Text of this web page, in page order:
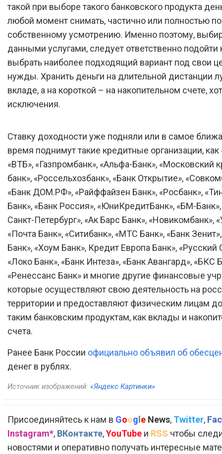
такой при выборе такого банковского продукта
любой момент снимать, частично или полностью
собственному усмотрению. Именно поэтому,
данными услугами, следует ответственно подойти
выбрать наиболее подходящий вариант под свои
нужды. Хранить деньги на длительной дистанции
вкладе, а на короткой – на накопительном счете,
исключения.
Ставку доходности уже подняли или в самое
время поднимут такие кредитные организации, как
«ВТБ», «Газпромбанк», «Альфа-Банк», «Московский
банк», «Россельхозбанк», «Банк Открытие»,
«Банк ДОМ.РФ», «Райффайзен Банк», «Росбанк»,
Банк», «Банк Россия», «ЮниКредитБанк», «БМ-
Санкт-Петербург», «Ак Барс Банк», «Новикомбанк»,
«Почта Банк», «Ситибанк», «МТС Банк», «Банк
Банк», «Хоум Банк», Кредит Европа Банк», «Русский
«Локо Банк», «Банк Интеза», «Банк Авангард», «БКС
«Ренессанс Банк» и многие другие финансовые
которые осуществляют свою деятельность на
территории и предоставляют физическим лицам
таким банковским продуктам, как вклады и
счета.
Ранее Банк России официально объявил об
денег в рублях.
Источник изображений: «Яндекс Картинки»
Присоединяйтесь к нам в Goog e News, Twitter,
Instagram*, ВКонтакте,YouTube и RSS чтобы
новостями и оперативно получать интересные